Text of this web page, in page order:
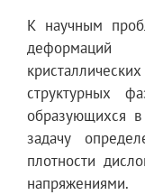
К научным
структурных
образующихся
задачу
плотности
напряжениями.